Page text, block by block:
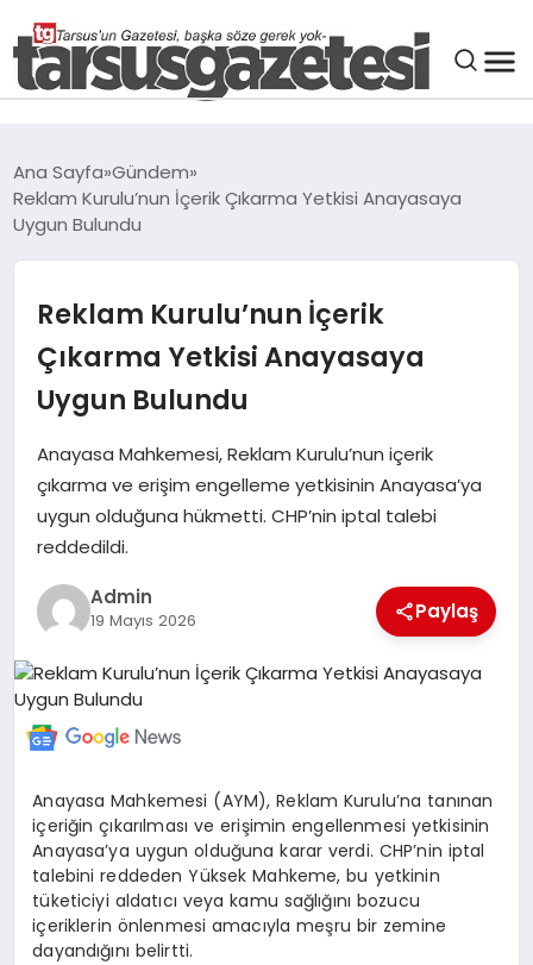
SPOR
DÜNYA
SIYASET
EKONOMI
MERSIN
EĞITIM
İLETIŞIM
Ana Sayfa Gündem
Reklam Kurulu’nun İçerik Çıkarma Yetkisi Anayasaya
Uygun Bulundu
Reklam Kurulu’nun İçerik
Çıkarma Yetkisi Anayasaya
Uygun Bulundu
Anayasa Mahkemesi, Reklam Kurulu’nun içerik
çıkarma ve erişim engelleme yetkisinin Anayasa’ya
uygun olduğuna hükmetti. CHP’nin iptal talebi
reddedildi.
Admin
19 Mayıs 2026 Paylaş
Anayasa Mahkemesi (AYM), Reklam Kurulu’na tanınan
içeriğin çıkarılması ve erişimin engellenmesi yetkisinin
Anayasa’ya uygun olduğuna karar verdi. CHP’nin iptal
talebini reddeden Yüksek Mahkeme, bu yetkinin
tüketiciyi aldatıcı veya kamu sağlığını bozucu
içeriklerin önlenmesi amacıyla meşru bir zemine
dayandığını belirtti.